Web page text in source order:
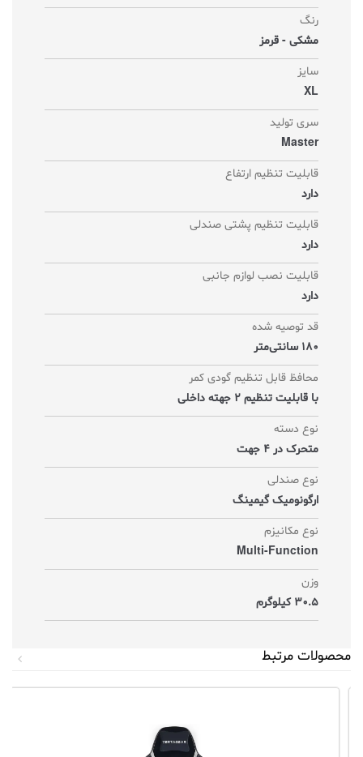
رنگ
مشکی - قرمز
سایز
XL
سری تولید
Master
قابلیت تنظیم ارتفاع
دارد
قابلیت تنظیم پشتی صندلی
دارد
قابلیت نصب لوازم جانبی
دارد
قد توصیه شده
180 سانتی‌متر
محافظ قابل تنظیم گودی کمر
با قابلیت تنظیم 2 جهته داخلی
نوع دسته
متحرک در 4 جهت
نوع صندلی
ارگونومیک گیمینگ
نوع مکانیزم
Multi-Function
وزن
30.5 کیلوگرم
محصولات مرتبط